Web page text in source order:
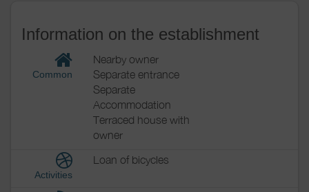
Information on the establishment
Common
Nearby owner
Separate entrance
Separate
Accommodation
Terraced house with
owner
Activities
Loan of bicycles